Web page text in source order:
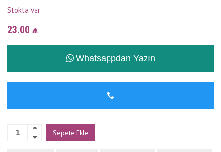
Stokta var
23.00 ₼
Whatsappdan Yazın
Sepete Ekle